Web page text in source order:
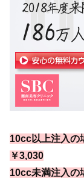
10cc以上注入
￥3,030
10cc未満注入